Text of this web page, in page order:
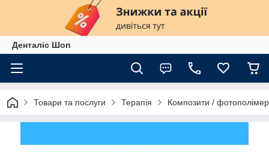
Денталіс Шоп
Товари та послуги Терапія Композити /